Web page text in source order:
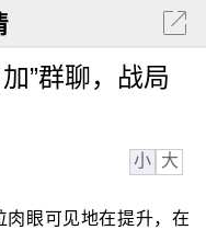
”群聊，战局
小 大
眼可见地在提升，在